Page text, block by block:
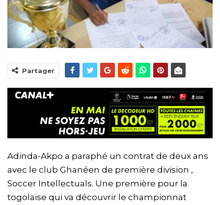
Partager
Adinda-Akpo a paraphé un contrat de deux ans
avec le club Ghanéen de première division ,
Soccer Intellectuals. Une première pour la
togolaise qui va découvrir le championnat